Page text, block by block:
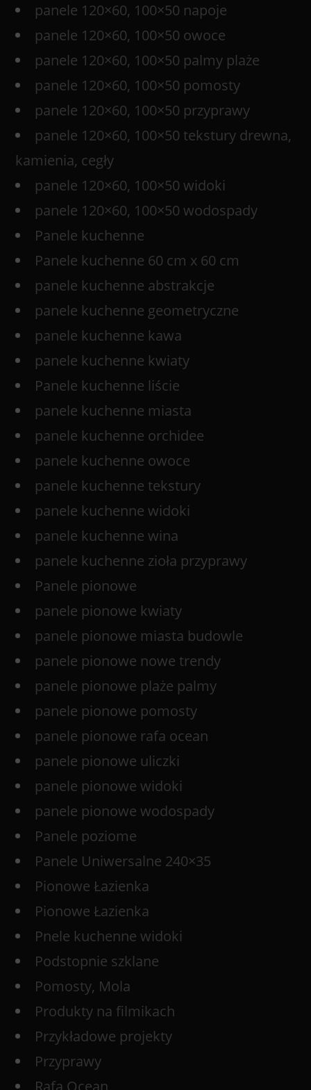
panele 120×60, 100×50 napoje
panele 120×60, 100×50 owoce
panele 120×60, 100×50 palmy plaże
panele 120×60, 100×50 pomosty
panele 120×60, 100×50 przyprawy
panele 120×60, 100×50 tekstury drewna,
kamienia, cegły
panele 120×60, 100×50 widoki
panele 120×60, 100×50 wodospady
Panele kuchenne
Panele kuchenne 60 cm x 60 cm
panele kuchenne abstrakcje
panele kuchenne geometryczne
panele kuchenne kawa
panele kuchenne kwiaty
Panele kuchenne liście
panele kuchenne miasta
panele kuchenne orchidee
panele kuchenne owoce
panele kuchenne tekstury
panele kuchenne widoki
panele kuchenne wina
panele kuchenne zioła przyprawy
Panele pionowe
panele pionowe kwiaty
panele pionowe miasta budowle
panele pionowe nowe trendy
panele pionowe plaże palmy
panele pionowe pomosty
panele pionowe rafa ocean
panele pionowe uliczki
panele pionowe widoki
panele pionowe wodospady
Panele poziome
Panele Uniwersalne 240×35
Pionowe Łazienka
Pionowe Łazienka
Pnele kuchenne widoki
Podstopnie szklane
Pomosty, Mola
Produkty na filmikach
Przykładowe projekty
Przyprawy
Rafa Ocean